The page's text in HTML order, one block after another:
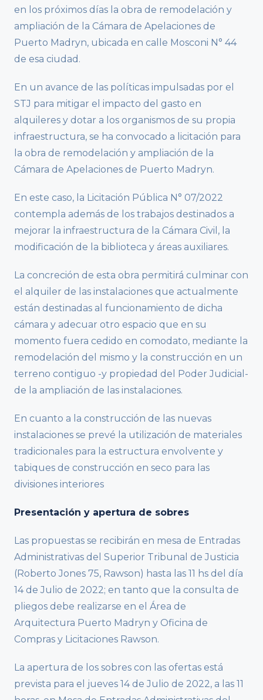
en los próximos días la obra de remodelación y
ampliación de la Cámara de Apelaciones de
Puerto Madryn, ubicada en calle Mosconi N° 44
de esa ciudad.
En un avance de las políticas impulsadas por el
STJ para mitigar el impacto del gasto en
alquileres y dotar a los organismos de su propia
infraestructura, se ha convocado a licitación para
la obra de remodelación y ampliación de la
Cámara de Apelaciones de Puerto Madryn.
En este caso, la Licitación Pública N° 07/2022
contempla además de los trabajos destinados a
mejorar la infraestructura de la Cámara Civil, la
modificación de la biblioteca y áreas auxiliares.
La concreción de esta obra permitirá culminar con
el alquiler de las instalaciones que actualmente
están destinadas al funcionamiento de dicha
cámara y adecuar otro espacio que en su
momento fuera cedido en comodato, mediante la
remodelación del mismo y la construcción en un
terreno contiguo -y propiedad del Poder Judicial-
de la ampliación de las instalaciones.
En cuanto a la construcción de las nuevas
instalaciones se prevé la utilización de materiales
tradicionales para la estructura envolvente y
tabiques de construcción en seco para las
divisiones interiores
Presentación y apertura de sobres
Las propuestas se recibirán en mesa de Entradas
Administrativas del Superior Tribunal de Justicia
(Roberto Jones 75, Rawson) hasta las 11 hs del día
14 de Julio de 2022; en tanto que la consulta de
pliegos debe realizarse en el Área de
Arquitectura Puerto Madryn y Oficina de
Compras y Licitaciones Rawson.
La apertura de los sobres con las ofertas está
prevista para el jueves 14 de Julio de 2022, a las 11